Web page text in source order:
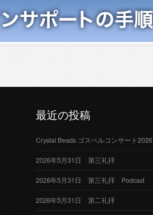
最近の投稿
Crystal Beads ゴスペルコンサート2026
2026年5月31日 第三礼拝
2026年5月31日 第三礼拝 Podcast
2026年5月31日 第二礼拝